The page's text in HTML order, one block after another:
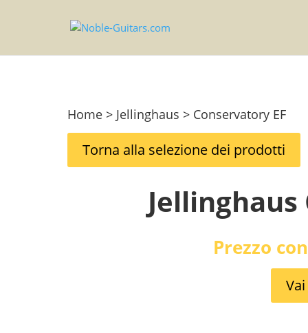
Home > Jellinghaus > Conservatory EF
Torna alla selezione dei prodotti
Jellinghaus
Prezzo